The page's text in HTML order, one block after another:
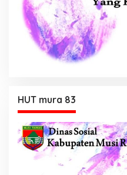
HUT mura 83